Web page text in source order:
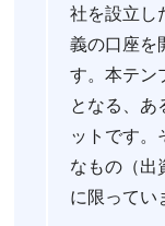
社を設立し
義の口座を
す。本テン
となる、あ
ットです。
なもの（出
に限ってい